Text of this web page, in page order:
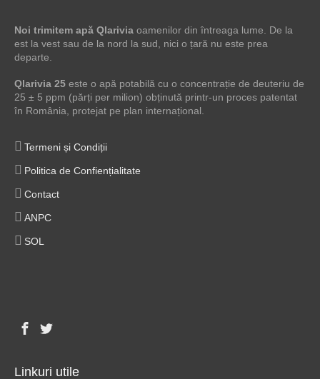
Noi trimitem apă Qlarivia oamenilor din întreaga lume. De la
est la vest sau de la nord la sud, nici o țară nu este prea
departe.
Qlarivia 25 este o apă potabilă cu o concentrație de deuteriu de
25 ± 5 ppm (părți per milion) obținută printr-un proces patentat
în România, protejat pe plan internațional.
Termeni și Condiții
Politica de Confiențialitate
Contact
ANPC
SOL
Linkuri utile